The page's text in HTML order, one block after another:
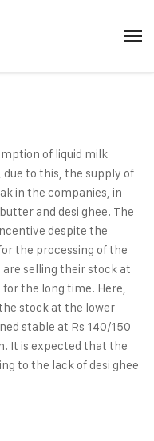
of liquid milk
to this, the supply of
in the companies, in
and desi ghee. The
despite the
the processing of the
selling their stock at
the long time. Here,
stock at the lower
stable at Rs 140/150
It is expected that the
to the lack of desi ghee